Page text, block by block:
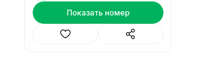
Показать номер